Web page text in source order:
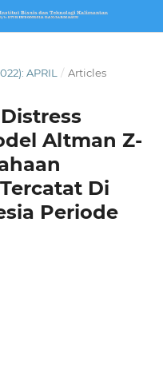
APRIL / Articles
Altman Z-
Di
Periode